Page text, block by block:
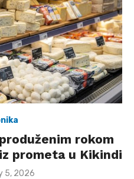
rokom
prometa u Kikindi
5, 2026